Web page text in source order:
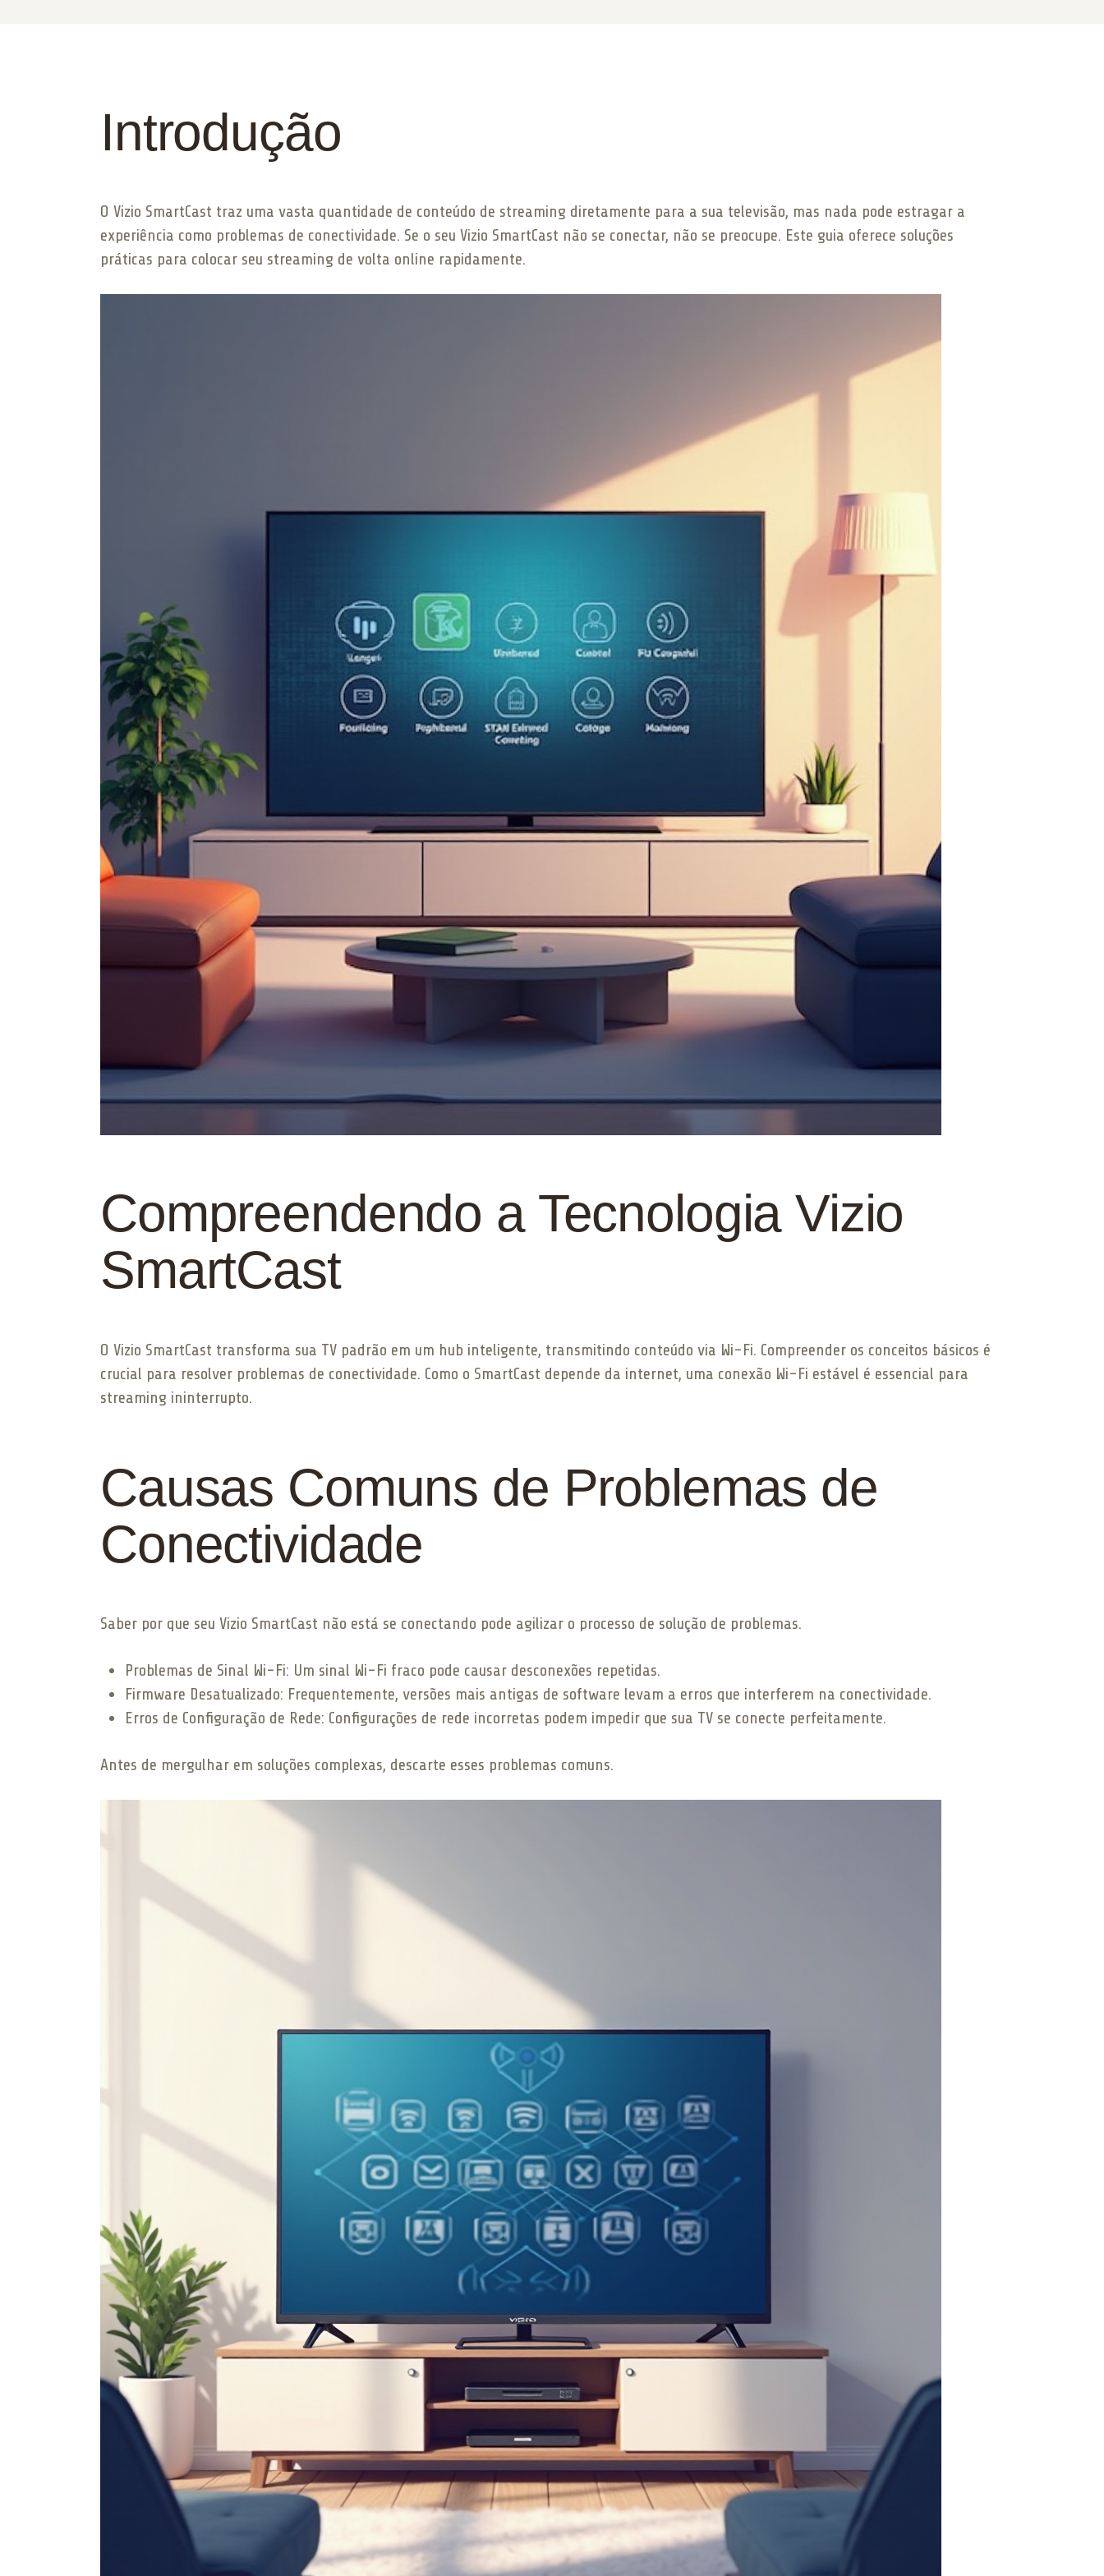
Introdução
O Vizio SmartCast traz uma vasta quantidade de conteúdo de streaming diretamente para a sua televisão, mas nada pode estragar a
experiência como problemas de conectividade. Se o seu Vizio SmartCast não se conectar, não se preocupe. Este guia oferece soluções
práticas para colocar seu streaming de volta online rapidamente.
Compreendendo a Tecnologia Vizio
SmartCast
O Vizio SmartCast transforma sua TV padrão em um hub inteligente, transmitindo conteúdo via Wi-Fi. Compreender os conceitos básicos é
crucial para resolver problemas de conectividade. Como o SmartCast depende da internet, uma conexão Wi-Fi estável é essencial para
streaming ininterrupto.
Causas Comuns de Problemas de
Conectividade
Saber por que seu Vizio SmartCast não está se conectando pode agilizar o processo de solução de problemas.
Problemas de Sinal Wi-Fi: Um sinal Wi-Fi fraco pode causar desconexões repetidas.
Firmware Desatualizado: Frequentemente, versões mais antigas de software levam a erros que interferem na conectividade.
Erros de Configuração de Rede: Configurações de rede incorretas podem impedir que sua TV se conecte perfeitamente.
Antes de mergulhar em soluções complexas, descarte esses problemas comuns.